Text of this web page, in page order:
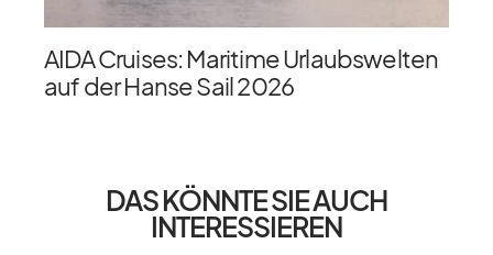
AIDA Cruises: Maritime Urlaubswelten
auf der Hanse Sail 2026
DAS KÖNNTE SIE AUCH
INTERESSIEREN